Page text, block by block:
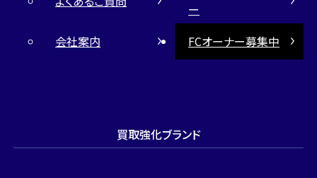
ー
会社案内
FCオーナー募集中
買取強化ブランド